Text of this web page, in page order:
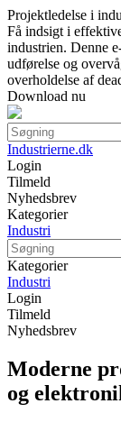
Projektledelse i
Få indsigt i
industrien. Denne
udførelse og
overholdelse af
Download nu
Industrierne.dk
Login
Tilmeld
Nyhedsbrev
Kategorier
Industri
Kategorier
Industri
Login
Tilmeld
Nyhedsbrev
Moderne
og